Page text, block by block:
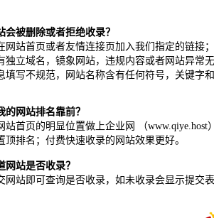
会被删除或者拒绝收录？
网站首页或者友情连接页加入我们指定的链接；
独立域名，镜象网站，违规内容或者网站异常无
填写不规范，网站名称含有任何符号，关键字
的网站排名靠前？
站首页的明显位置做上企业网 （
顶排名；付费快速收录的网站效果更好。
网站是否收录？
网站即可查询是否收录，如未收录会显示提交